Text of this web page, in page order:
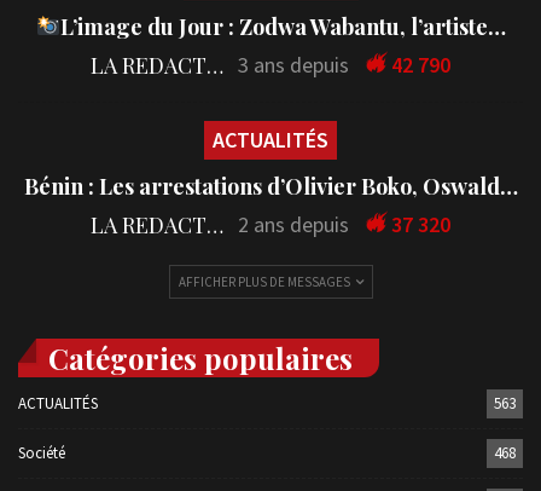
L’image du Jour : Zodwa Wabantu, l’artiste…
LA REDACTION 3 ans depuis 42 790
ACTUALITÉS
Bénin : Les arrestations d’Olivier Boko, Oswald…
LA REDACTION 2 ans depuis 37 320
AFFICHER PLUS DE MESSAGES
Catégories populaires
ACTUALITÉS 563
Société 468